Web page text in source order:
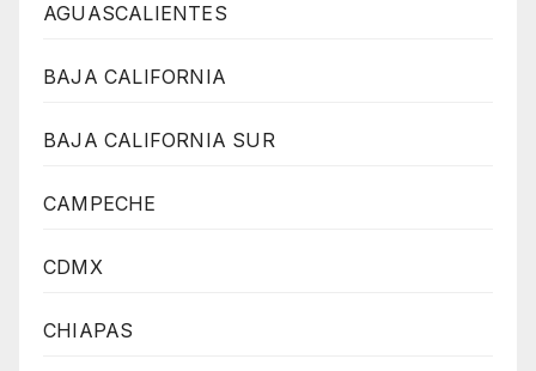
AGUASCALIENTES
BAJA CALIFORNIA
BAJA CALIFORNIA SUR
CAMPECHE
CDMX
CHIAPAS